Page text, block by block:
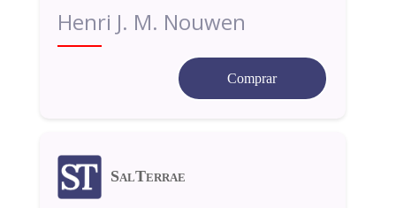
Henri J. M. Nouwen
Comprar
SalTerrae